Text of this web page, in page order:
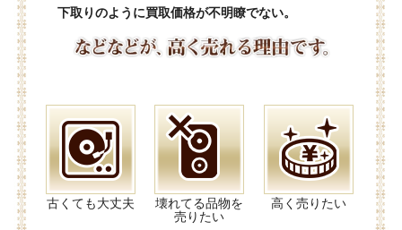
下取りのように買取価格が不明瞭でない。
古くても大丈夫
壊れてる品物を
売りたい
高く売りたい